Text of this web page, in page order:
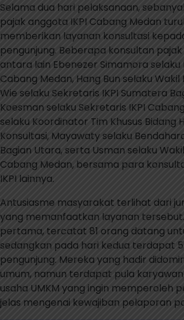
Selama dua hari pelaksanaan,
pajak anggota IKPI Cabang Medan
memberikan layanan konsultasi
pengunjung. Beberapa konsultan
antara lain Ebenezer Simamora selaku
Cabang Medan, Hang Bun selaku Wakil
Wie selaku Sekretaris IKPI Sumatera
Koesman selaku Sekretaris IKPI
selaku Koordinator Tim Khusus Bidang
Konsultasi, Mayawaty selaku
Bagian Utara, serta Usman selaku
Cabang Medan, bersama para
IKPI lainnya.
Antusiasme masyarakat terlihat dari
yang memanfaatkan layanan
pertama, tercatat 81 orang datang
sedangkan pada hari kedua terdapat
pengunjung. Mereka yang hadir
umum, namun terdapat pula
usaha UMKM yang ingin memperoleh
jelas mengenai kewajiban pelaporan